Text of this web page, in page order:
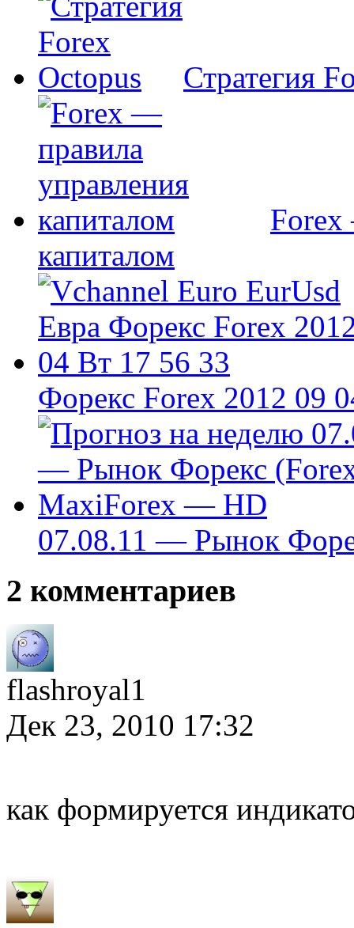
Стратегия
Forex
капиталом
Форекс Forex 2012 09
07.08.11 — Рынок
2 комментариев
flashroyal1
Дек 23, 2010 17:32
как формируется